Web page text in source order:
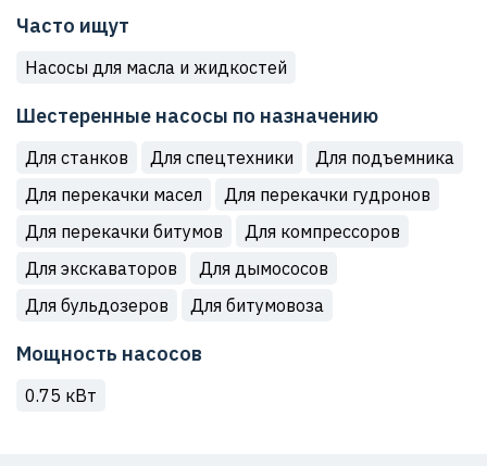
Часто ищут
Насосы для масла и жидкостей
Шестеренные насосы по назначению
Для станков Для спецтехники
Для подъемника
Для перекачки масел
Для перекачки гудронов
Для перекачки битумов
Для компрессоров
Для экскаваторов
Для дымососов
Для бульдозеров
Для битумовоза
Мощность насосов
0.75 кВт